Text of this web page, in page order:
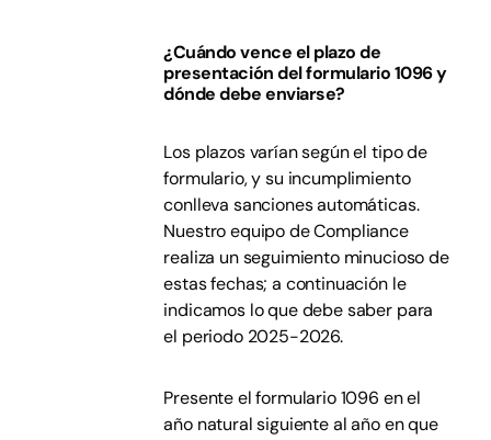
¿Cuándo vence el plazo de
presentación del formulario 1096 y
dónde debe enviarse?
Los plazos varían según el tipo de
formulario, y su incumplimiento
conlleva sanciones automáticas.
Nuestro equipo de Compliance
realiza un seguimiento minucioso de
estas fechas; a continuación le
indicamos lo que debe saber para
el periodo 2025-2026.
Presente el formulario 1096 en el
año natural siguiente al año en que